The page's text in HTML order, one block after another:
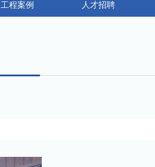
工程案例 人才招聘